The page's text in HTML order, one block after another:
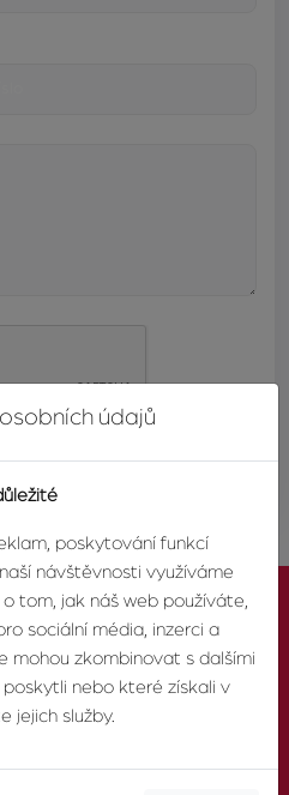
údajů
poskytování funkcí
návštěvnosti využíváme
tom, jak náš web používáte,
sociální média, inzerci a
mohou zkombinovat s dalšími
nebo které získali v
jejich služby.